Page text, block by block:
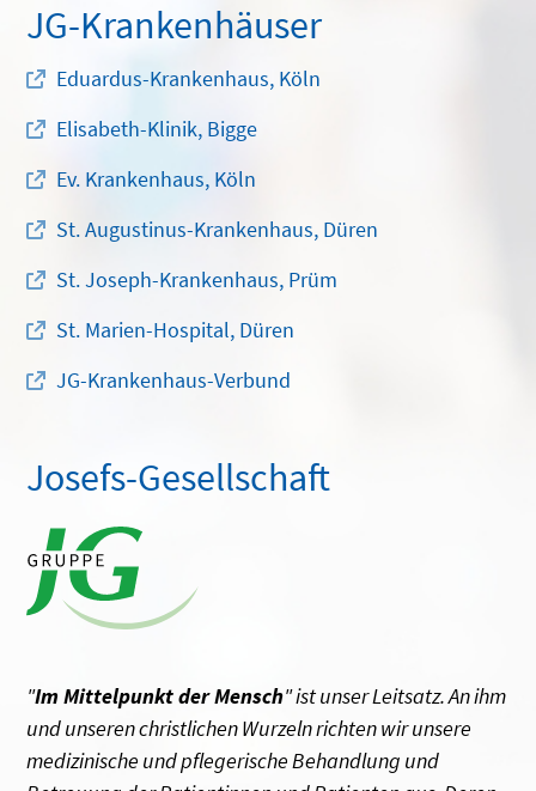
JG-Krankenhäuser
Eduardus-Krankenhaus, Köln
Elisabeth-Klinik, Bigge
Ev. Krankenhaus, Köln
St. Augustinus-Krankenhaus, Düren
St. Joseph-Krankenhaus, Prüm
St. Marien-Hospital, Düren
JG-Krankenhaus-Verbund
Josefs-Gesellschaft
"Im Mittelpunkt der Mensch" ist unser Leitsatz. An ihm
und unseren christlichen Wurzeln richten wir unsere
medizinische und pflegerische Behandlung und